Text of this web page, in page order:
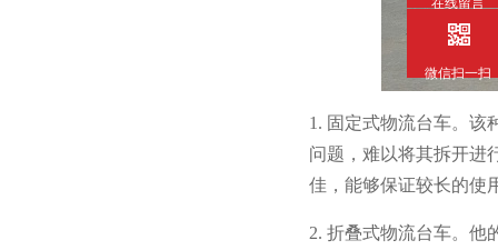
1. 固定式物流台车。
问题，难以将其拆开进
佳，能够保证较长的使
2. 折叠式物流台车。
微信扫一扫